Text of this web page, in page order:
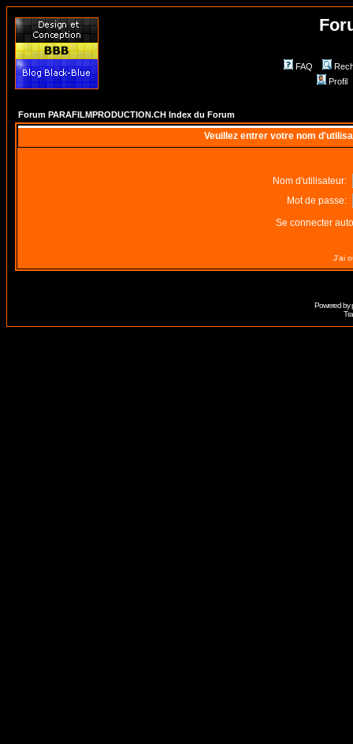
FAQ
Profil
Forum PARAFILMPRODUCTION.CH Index du Forum
Veuillez entrer votre nom
Nom d'utilisateur:
Mot de passe:
Se connecter
J'ai
Powered by